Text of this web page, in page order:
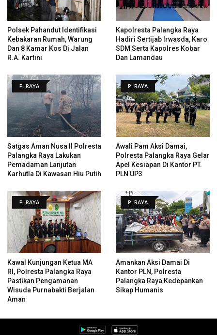
Polsek Pahandut Identifikasi
Kebakaran Rumah, Warung
Dan 8 Kamar Kos Di Jalan
R.A. Kartini
Kapolresta Palangka Raya
Hadiri Sertijab Irwasda, Karo
SDM Serta Kapolres Kobar
Dan Lamandau
P. RAYA
Satgas Aman Nusa II Polresta
Palangka Raya Lakukan
Pemadaman Lanjutan
Karhutla Di Kawasan Hiu Putih
P. RAYA
Awali Pam Aksi Damai,
Polresta Palangka Raya Gelar
Apel Kesiapan Di Kantor PT.
PLN UP3
P. RAYA
Kawal Kunjungan Ketua MA
RI, Polresta Palangka Raya
Pastikan Pengamanan
Wisuda Purnabakti Berjalan
Aman
P. RAYA
Amankan Aksi Damai Di
Kantor PLN, Polresta
Palangka Raya Kedepankan
Sikap Humanis